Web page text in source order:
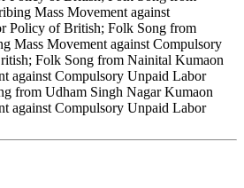
Mass Movement against
Policy of British; Folk Song from
Mass Movement against Compulsory
Folk Song from Nainital Kumaon
against Compulsory Unpaid Labor
from Udham Singh Nagar Kumaon
against Compulsory Unpaid Labor